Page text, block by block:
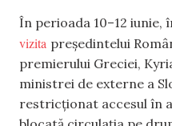
În perioada 10–12 iunie,
vizita președintelui
premierului Greciei,
ministrei de externe a
restricționat accesul în